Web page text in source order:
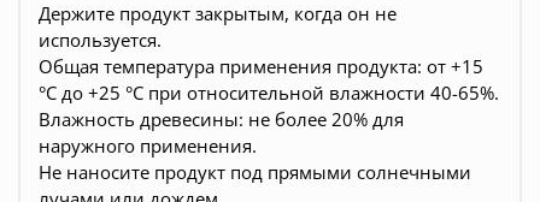
Держите продукт закрытым, когда он не
используется.
Общая температура применения продукта: от +15
°C до +25 °C при относительной влажности 40-65%.
Влажность древесины: не более 20% для
наружного применения.
Не наносите продукт под прямыми солнечными